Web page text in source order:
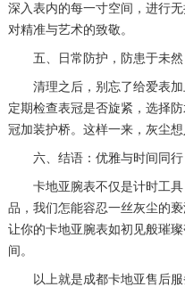
深入表内的每一寸空间，进行
对精准与艺术的致敬。
五、日常防护，防患于未然
清理之后，别忘了给爱表加
定期检查表冠是否旋紧，选择
冠加装护桥。这样一来，灰尘想
六、结语：优雅与时间同行
卡地亚腕表不仅是计时工具
品，我们怎能容忍一丝灰尘的
让你的卡地亚腕表如初见般璀
间。
以上就是成都卡地亚售后